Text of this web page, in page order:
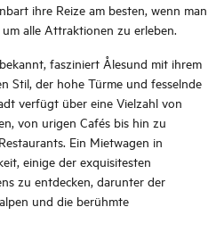
ihre Reize am besten, wenn man
alle Attraktionen zu erleben.
fasziniert Ålesund mit ihrem
Stil, der hohe Türme und fesselnde
verfügt über eine Vielzahl von
von urigen Cafés bis hin zu
Ein Mietwagen in
einige der exquisitesten
zu entdecken, darunter der
und die berühmte